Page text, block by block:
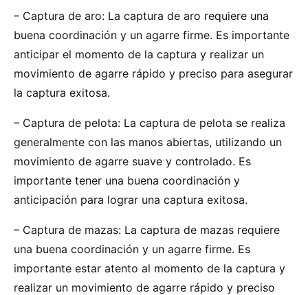
– Captura de aro: La captura de aro requiere una
buena coordinación y un agarre firme. Es importante
anticipar el momento de la captura y realizar un
movimiento de agarre rápido y preciso para asegurar
la captura exitosa.
– Captura de pelota: La captura de pelota se realiza
generalmente con las manos abiertas, utilizando un
movimiento de agarre suave y controlado. Es
importante tener una buena coordinación y
anticipación para lograr una captura exitosa.
– Captura de mazas: La captura de mazas requiere
una buena coordinación y un agarre firme. Es
importante estar atento al momento de la captura y
realizar un movimiento de agarre rápido y preciso